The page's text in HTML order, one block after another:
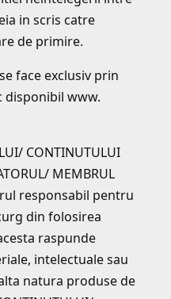
in scris catre
de primire.
face exclusiv prin
disponibil www.
CONTINUTULUI
MEMBRUL
responsabil pentru
din folosirea
raspunde
intelectuale sau
natura produse de